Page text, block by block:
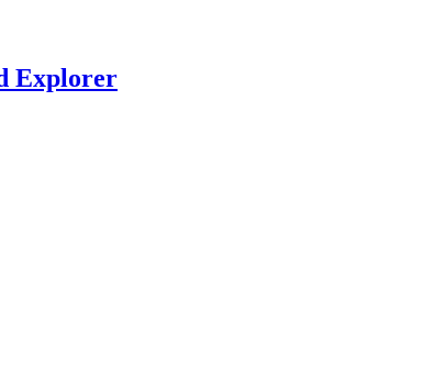
Explorer